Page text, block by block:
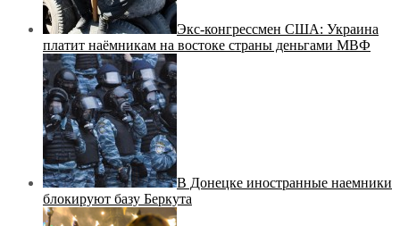
Экс-конгрессмен США: Украина
платит наёмникам на востоке страны деньгами МВФ
В Донецке иностранные наемники
блокируют базу Беркута